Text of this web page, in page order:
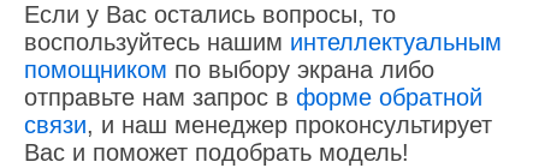
Если у Вас остались вопросы, то
воспользуйтесь нашим интеллектуальным
помощником по выбору экрана либо
отправьте нам запрос в форме обратной
связи, и наш менеджер проконсультирует
Вас и поможет подобрать модель!